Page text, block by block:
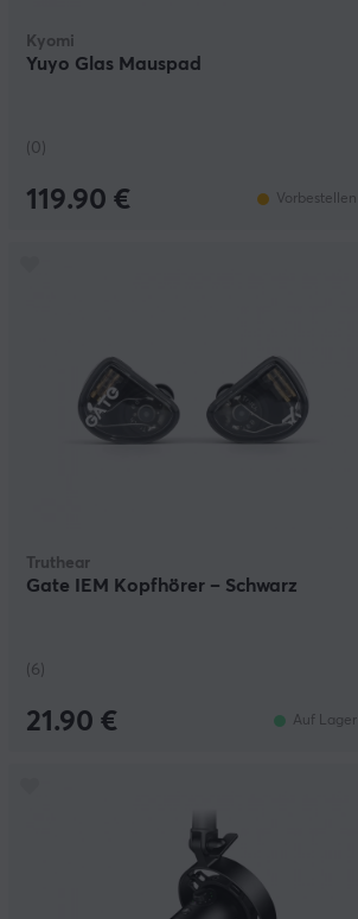
Kyomi
Yuyo Glas Mauspad
(0)
119.90 € Vorbestellen
Truthear
Gate IEM Kopfhörer – Schwarz
(6)
21.90 € Auf Lager